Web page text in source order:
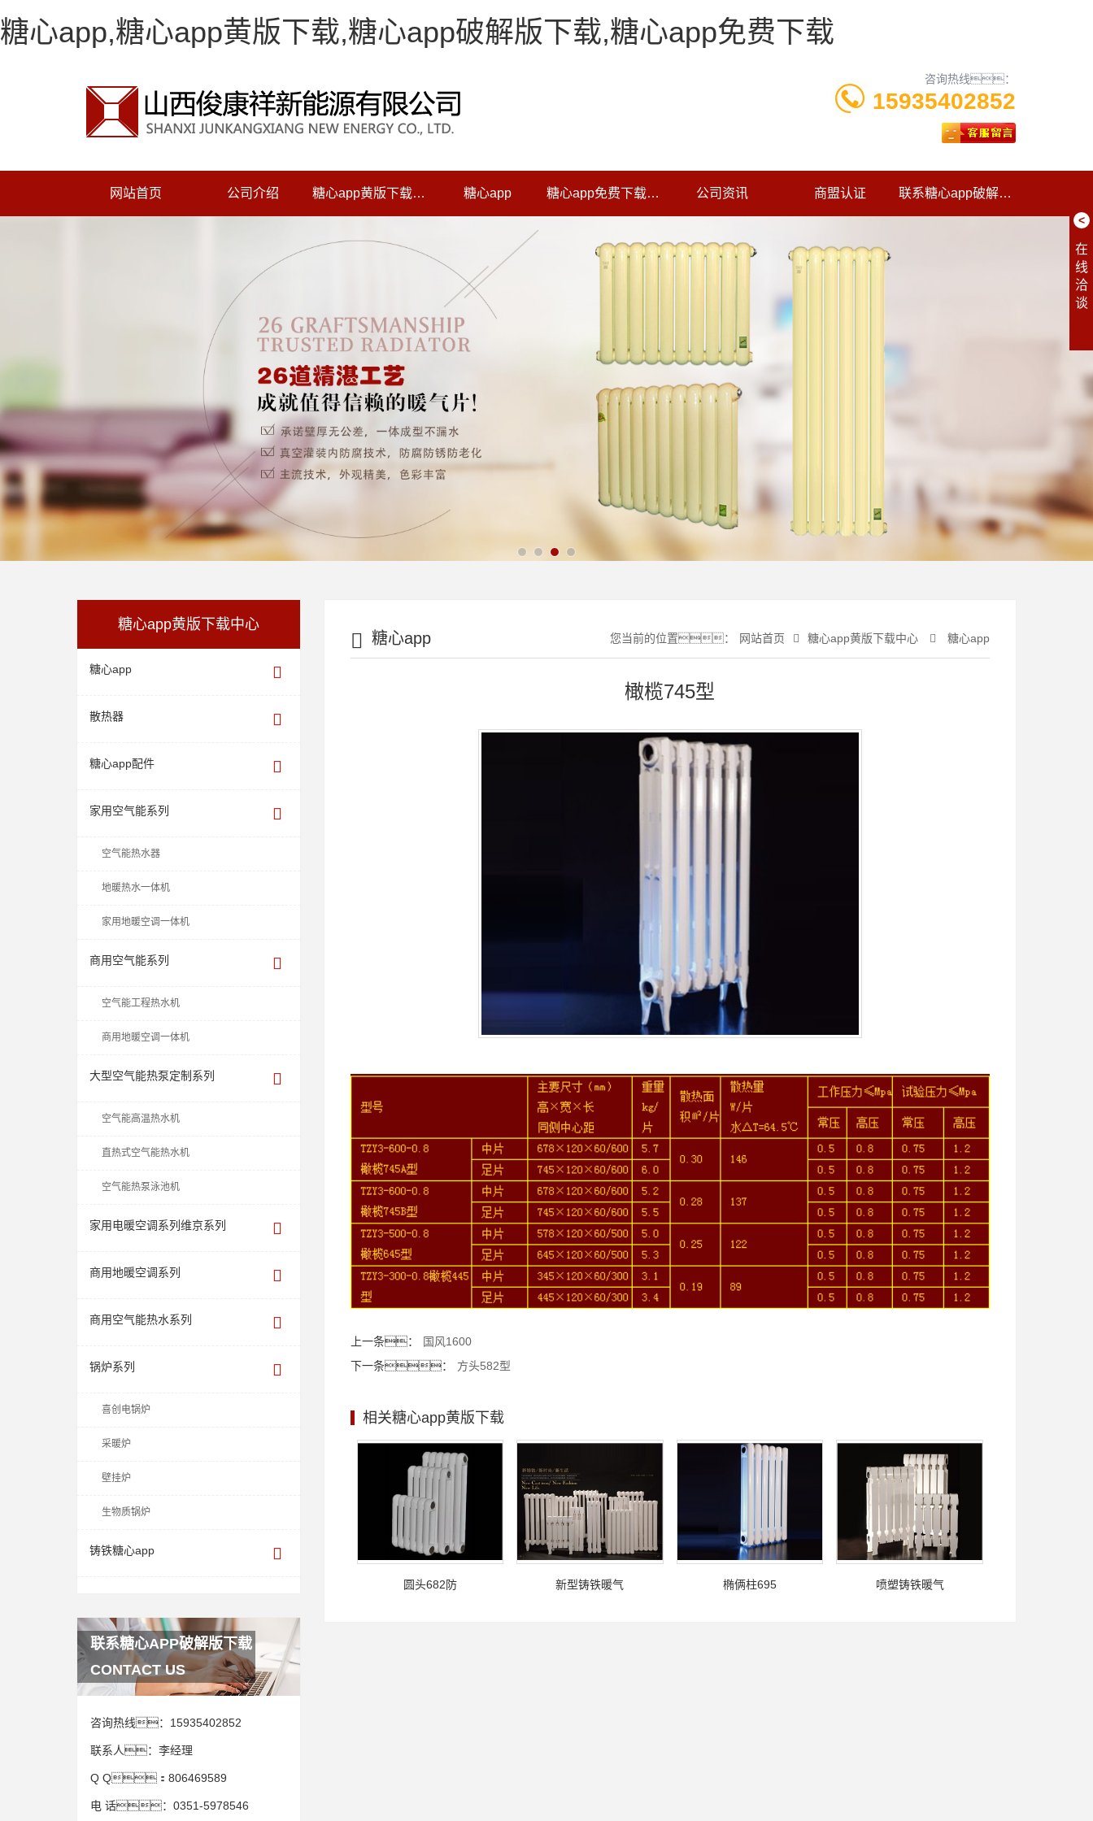
糖心app,糖心app黄版下载,糖心app破解版下载,糖心app免费下载
咨询热线：
15935402852
网站首页 公司介绍 糖心app黄版下载中心 糖心app 糖心app免费下载动态 公司资讯 商盟认证 联系糖心app破解版下载
糖心app黄版下载中心
糖心app
散热器
糖心app配件
家用空气能系列
空气能热水器
地暖热水一体机
家用地暖空调一体机
商用空气能系列
空气能工程热水机
商用地暖空调一体机
大型空气能热泵定制系列
空气能高温热水机
直热式空气能热水机
空气能热泵泳池机
家用电暖空调系列维京系列
商用地暖空调系列
商用空气能热水系列
锅炉系列
喜创电锅炉
采暖炉
壁挂炉
生物质锅炉
铸铁糖心app
联系糖心APP破解版下载
CONTACT US
咨询热线： 15935402852
联系人： 李经理
Q Q： 806469589
电 话： 0351-5978546
糖心app 您当前的位置： 网站首页 糖心app黄版下载中心 糖心app
橄榄745型
上一条：
国风1600
下一条：
方头582型
相关糖心app黄版下载
圆头682防 新型铸铁暖气 椭俩柱695 喷塑铸铁暖气
<
在
线
洽
谈